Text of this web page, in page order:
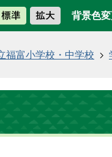
背景色
福富小学校・中学校